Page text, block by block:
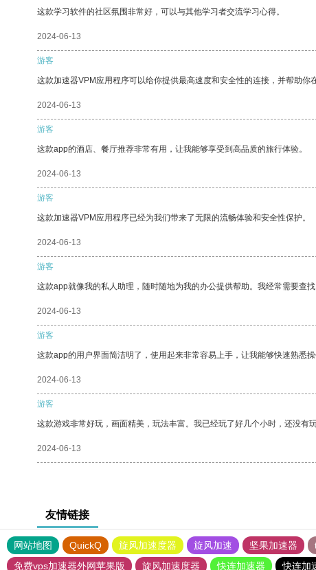
这款学习软件的社区氛围非常好，可以与其他学习者交流学习心得。
2024-06-13
游客
这款加速器VPM应用程序可以给你提供最高速度和安全性的连接，并帮助你
2024-06-13
游客
这款app的酒店、餐厅推荐非常有用，让我能够享受到高品质的旅行体验。
2024-06-13
游客
这款加速器VPM应用程序已经为我们带来了无限的流畅体验和安全性保护。
2024-06-13
游客
这款app就像我的私人助理，随时随地为我的办公提供帮助。我经常需要查
2024-06-13
游客
这款app的用户界面简洁明了，使用起来非常容易上手，让我能够快速熟悉
2024-06-13
游客
这款游戏非常好玩，画面精美，玩法丰富。我已经玩了好几个小时，还没有玩
2024-06-13
友情链接
网站地图 QuickQ 旋风加速度器 旋风加速 坚果加速器
免费vps加速器外网苹果版
旋风加速度器 快连加速器 快连加